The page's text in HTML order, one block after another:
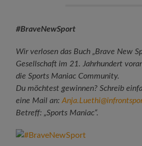
#BraveNewSport
Wir verlosen das Buch „Brave New
Gesellschaft im 21. Jahrhundert
die Sports Maniac Community.
Du möchtest gewinnen? Schreib
eine Mail an:
Betreff: „Sports Maniac“.